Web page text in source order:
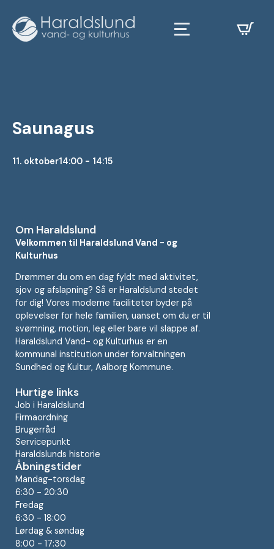
Saunagus
11. oktober14:00 - 14:15
Om Haraldslund
Velkommen til Haraldslund Vand - og
Kulturhus
Drømmer du om en dag fyldt med aktivitet,
sjov og afslapning? Så er Haraldslund stedet
for dig! Vores moderne faciliteter byder på
oplevelser for hele familien, uanset om du er til
svømning, motion, leg eller bare vil slappe af.
Haraldslund Vand- og Kulturhus er en
kommunal institution under forvaltningen
Sundhed og Kultur, Aalborg Kommune.
Hurtige links
Job i Haraldslund
Firmaordning
Brugerråd
Servicepunkt
Haraldslunds historie
Åbningstider
Mandag-torsdag
6:30 - 20:30
Fredag
6:30 - 18:00
Lørdag & søndag
8:00 - 17:30